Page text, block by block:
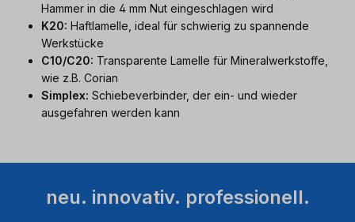
Hammer in die 4 mm Nut eingeschlagen wird
K20: Haftlamelle, ideal für schwierig zu spannende
Werkstücke
C10/C20: Transparente Lamelle für Mineralwerkstoffe,
wie z.B. Corian
Simplex: Schiebeverbinder, der ein- und wieder
ausgefahren werden kann
neu. innovativ. professionell.